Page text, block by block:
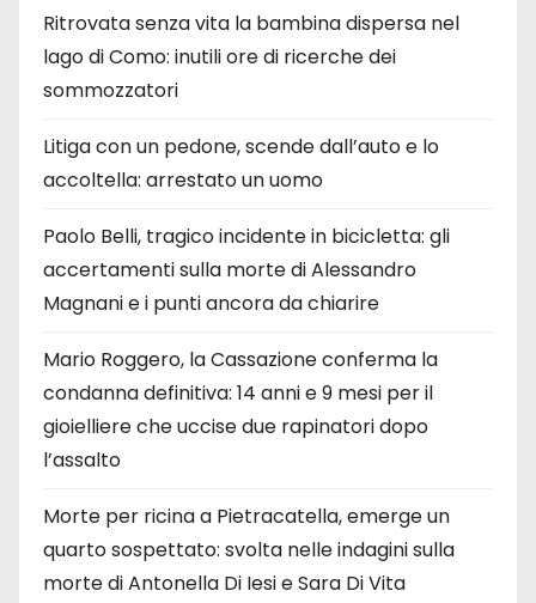
Ritrovata senza vita la bambina dispersa nel
lago di Como: inutili ore di ricerche dei
sommozzatori
Litiga con un pedone, scende dall’auto e lo
accoltella: arrestato un uomo
Paolo Belli, tragico incidente in bicicletta: gli
accertamenti sulla morte di Alessandro
Magnani e i punti ancora da chiarire
Mario Roggero, la Cassazione conferma la
condanna definitiva: 14 anni e 9 mesi per il
gioielliere che uccise due rapinatori dopo
l’assalto
Morte per ricina a Pietracatella, emerge un
quarto sospettato: svolta nelle indagini sulla
morte di Antonella Di Iesi e Sara Di Vita